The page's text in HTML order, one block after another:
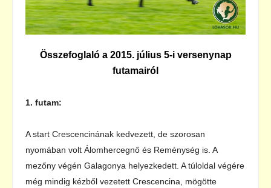
Összefoglaló a 2015. július 5-i versenynap
futamairól
1. futam:
A start Crescencinának kedvezett, de szorosan
nyomában volt Álomhercegnő és Reménység is. A
mezőny végén Galagonya helyezkedett. A túloldal végére
még mindig kézből vezetett Crescencina, mögötte